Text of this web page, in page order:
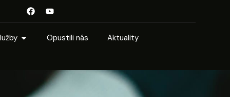
Opustili nás Aktuality